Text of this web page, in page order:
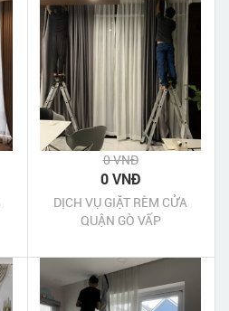
0 VNĐ
0 VNĐ
DỊCH VỤ GIẶT RÈM CỬA
QUẬN GÒ VẤP